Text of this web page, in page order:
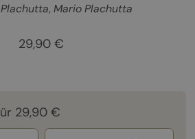
Mario Plachutta
29,90 €
29,90 €